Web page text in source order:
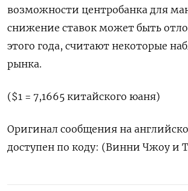
возможности центробанка для
снижение ставок может быть
этого года, считают некоторые
рынка.
($1 = 7,1665 китайского юаня)
Оригинал сообщения на
доступен по коду: (Винни Чжоу и